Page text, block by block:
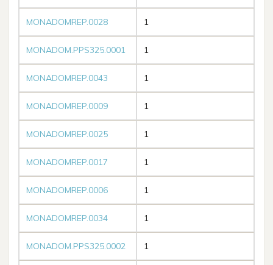
MONADOMREP.0028 1
MONADOM.PPS325.0001 1
MONADOMREP.0043 1
MONADOMREP.0009 1
MONADOMREP.0025 1
MONADOMREP.0017 1
MONADOMREP.0006 1
MONADOMREP.0034 1
MONADOM.PPS325.0002 1